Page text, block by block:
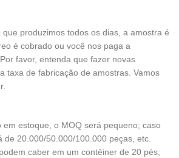
produzimos todos os dias, a amostra é
é cobrado ou você nos paga a
favor, entenda que fazer novas
taxa de fabricação de amostras. Vamos
em estoque, o MOQ será pequeno; caso
de 20.000/50.000/100.000 peças, etc.
caber em um contêiner de 20 pés;